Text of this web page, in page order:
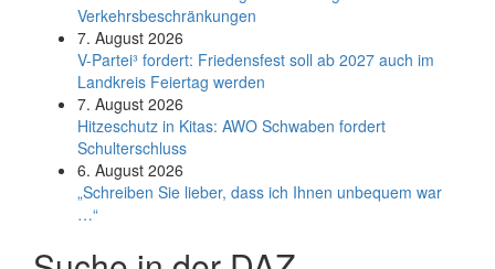
Verkehrsbeschränkungen
7. August 2026
V-Partei­³ fordert: Friedens­fest soll ab 2027 auch im
Land­kreis Feier­tag werden
7. August 2026
Hitzeschutz in Kitas: AWO Schwaben fordert
Schulterschluss
6. August 2026
„Schreiben Sie lieber, dass ich Ihnen unbequem war
…“